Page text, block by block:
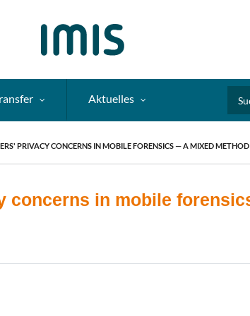
Aktuelles
PRIVACY CONCERNS IN MOBILE FORENSICS — A MIXED
concerns in mobile